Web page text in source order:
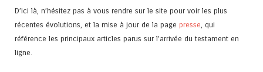
D’ici là, n’hésitez pas à vous rendre sur le site pour voir les plus
récentes évolutions, et la mise à jour de la page presse, qui
référence les principaux articles parus sur l’arrivée du testament en
ligne.